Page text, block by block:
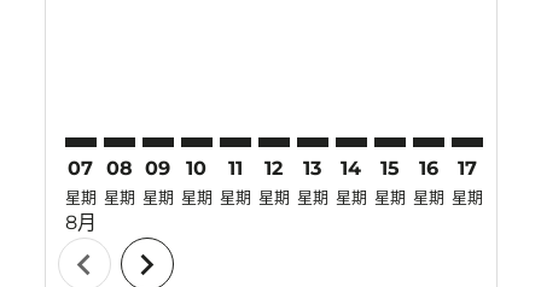
07
星期
8月
08
星期
09
星期
10
星期
11
星期
12
星期
13
星期
14
星期
15
星期
16
星期
17
星期
chevron_left chevron_right